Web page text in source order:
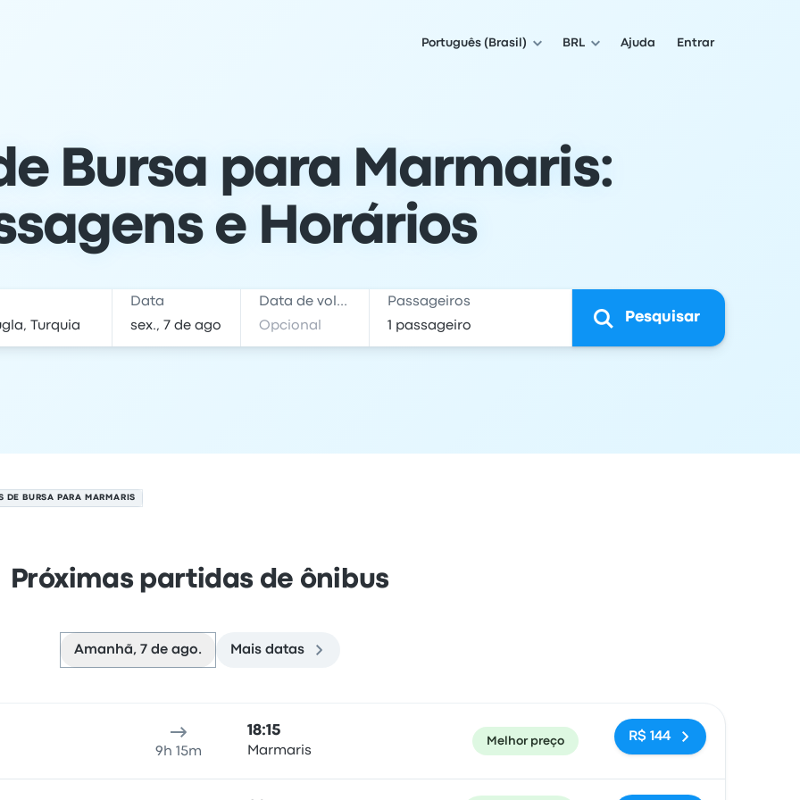
Português (Brasil) BRL Ajuda Entrar
Bursa para Marmaris:
e Horários
Data Data de volta Passageiros
Pesquisar
DE BURSA PARA MARMARIS
Próximas partidas de ônibus
Amanhã, 7 de ago. Mais datas
9h 15m
18:15
Marmaris
Melhor preço R$ 144